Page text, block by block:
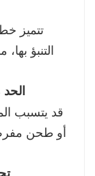
تتميز
التنبؤ
4.
قد يتسبب
أو طحن